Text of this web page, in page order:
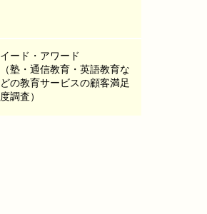
イード・アワード
（塾・通信教育・英語教育な
どの教育サービスの顧客満足
度調査）